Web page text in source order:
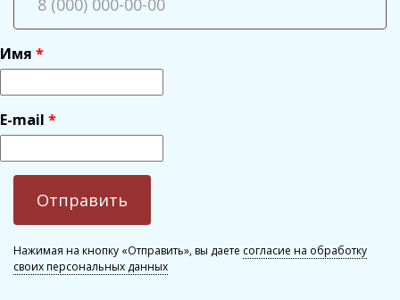
Имя
E-mail
Нажимая на кнопку «Отправить», вы даете согласие на обработку
своих персональных данных